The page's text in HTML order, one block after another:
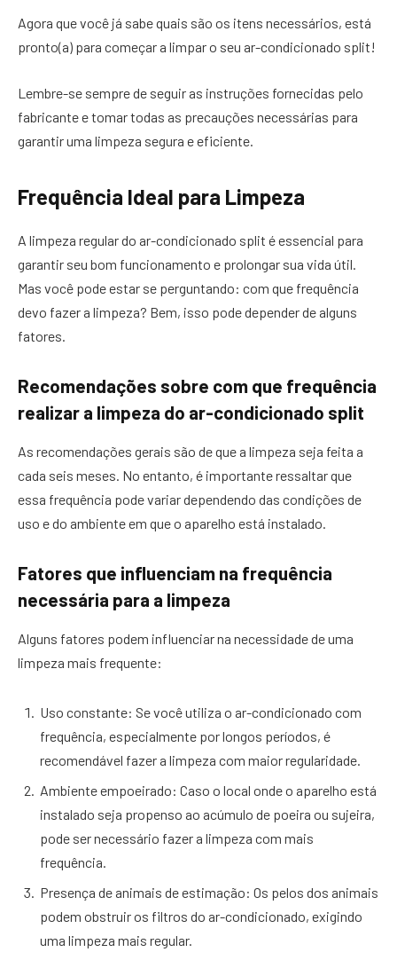
Agora que você já sabe quais são os itens necessários, está
pronto(a) para começar a limpar o seu ar-condicionado split!
Lembre-se sempre de seguir as instruções fornecidas pelo
fabricante e tomar todas as precauções necessárias para
garantir uma limpeza segura e eficiente.
Frequência Ideal para Limpeza
A limpeza regular do ar-condicionado split é essencial para
garantir seu bom funcionamento e prolongar sua vida útil.
Mas você pode estar se perguntando: com que frequência
devo fazer a limpeza? Bem, isso pode depender de alguns
fatores.
Recomendações sobre com que frequência
realizar a limpeza do ar-condicionado split
As recomendações gerais são de que a limpeza seja feita a
cada seis meses. No entanto, é importante ressaltar que
essa frequência pode variar dependendo das condições de
uso e do ambiente em que o aparelho está instalado.
Fatores que influenciam na frequência
necessária para a limpeza
Alguns fatores podem influenciar na necessidade de uma
limpeza mais frequente:
Uso constante: Se você utiliza o ar-condicionado com
frequência, especialmente por longos períodos, é
recomendável fazer a limpeza com maior regularidade.
Ambiente empoeirado: Caso o local onde o aparelho está
instalado seja propenso ao acúmulo de poeira ou sujeira,
pode ser necessário fazer a limpeza com mais
frequência.
Presença de animais de estimação: Os pelos dos animais
podem obstruir os filtros do ar-condicionado, exigindo
uma limpeza mais regular.